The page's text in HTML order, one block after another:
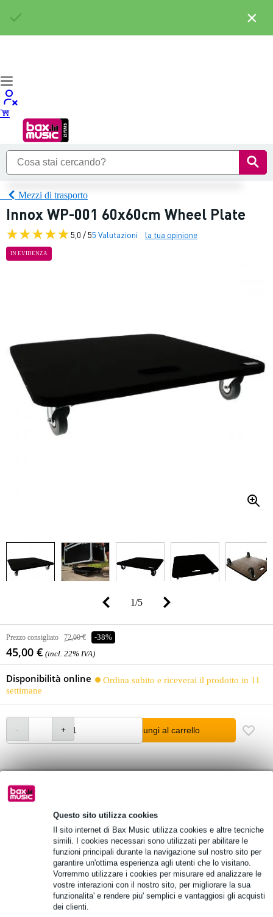
Questo sito utilizza cookies
Il sito internet di Bax Music utilizza cookies e altre tecniche
simili. I cookies necessari sono utilizzati per abilitare le
funzioni principali durante la navigazione sul nostro sito per
garantire un'ottima esperienza agli utenti che lo visitano.
Vorremmo utilizzare i cookies per misurare ed analizzare le
vostre interazioni con il nostro sito, per migliorare la sua
funzionalita' e rendere piu' semplici e vantaggiosi gli acquisti
dei clienti.
Mezzi di trasporto
Innox WP-001 60x60cm Wheel Plate
5,0 / 55 Valutazioni la tua opinione
IN EVIDENZA
1/5
Prezzo consigliato 72,00 € -38%
45,00 € (incl. 22% IVA)
Disponibilità online
Ordina subito e riceverai il prodotto in 11
settimane
Aggiungi al carrello
1.250 marchi leader
Informazioni sul prodotto
compensato
Specifiche complete
×